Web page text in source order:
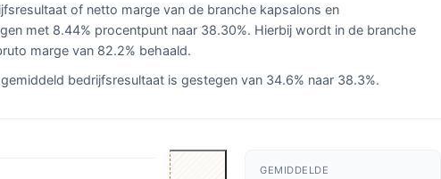
of netto marge van de branche kapsalons en
met 8.44% procentpunt naar 38.30%. Hierbij wordt in de branche
marge van 82.2% behaald.
bedrijfsresultaat is gestegen van 34.6% naar 38.3%.
GEMIDDELDE